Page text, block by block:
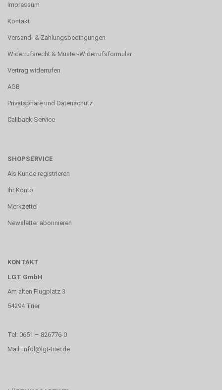
Impressum
Kontakt
Versand- & Zahlungsbedingungen
Widerrufsrecht & Muster-Widerrufsformular
Vertrag widerrufen
AGB
Privatsphäre und Datenschutz
Callback Service
SHOPSERVICE
Als Kunde registrieren
Ihr Konto
Merkzettel
Newsletter abonnieren
KONTAKT
LGT GmbH
Am alten Flugplatz 3
54294 Trier
Tel: 0651 – 826776-0
Mail: infol@lgt-trier.de